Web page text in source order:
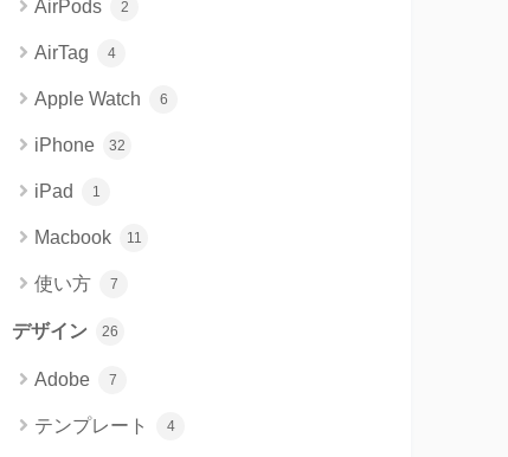
AirPods 2
AirTag 4
Apple Watch 6
iPhone 32
iPad 1
Macbook 11
使い方 7
デザイン 26
Adobe 7
テンプレート 4